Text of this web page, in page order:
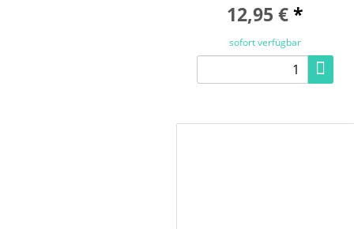
12,95 €*
sofort verfügbar